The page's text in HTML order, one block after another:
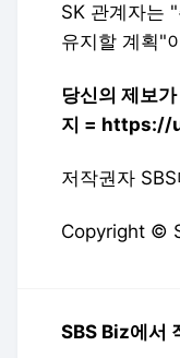
SK 관계자는
유지할 계획"
당신의 제보
지 = https://
저작권자
Copyright ©
SBS Biz에서